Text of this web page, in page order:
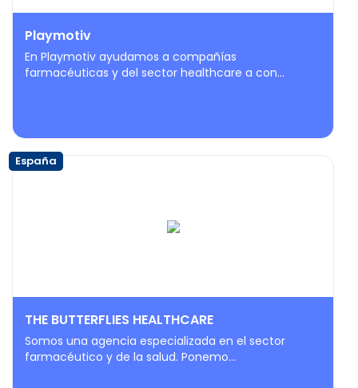
Playmotiv
En Playmotiv ayudamos a compañías
farmacéuticas y del sector healthcare a con...
España
THE BUTTERFLIES HEALTHCARE
Somos una agencia especializada en el sector
farmacéutico y de la salud. Ponemo...